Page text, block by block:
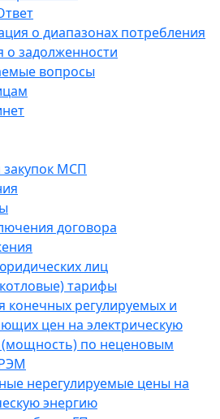
о диапазонах потребления
о задолженности
вопросы
МСП
договора
лиц
тарифы
конечных регулируемых и
цен на электрическую
по неценовым
нерегулируемые цены на
энергию